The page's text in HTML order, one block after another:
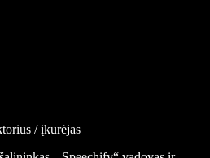
/ įkūrėjas